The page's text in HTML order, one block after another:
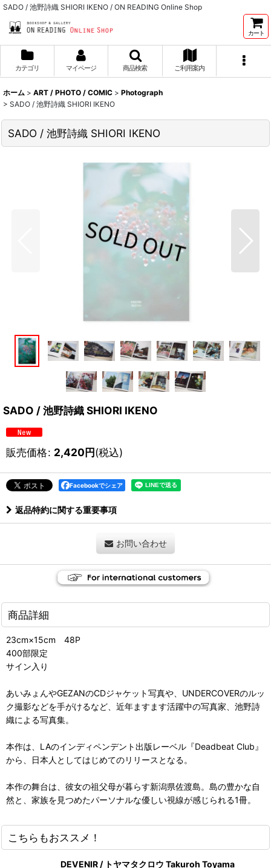
SADO / 池野詩織 SHIORI IKENO / ON READING Online Shop
カート
カテゴリ マイページ 商品検索 ご利用案内
ホーム > ART / PHOTO / COMIC > Photograph
> SADO / 池野詩織 SHIORI IKENO
SADO / 池野詩織 SHIORI IKENO
SADO / 池野詩織 SHIORI IKENO
販売価格: 2,420円(税込)
Facebookでシェア
返品特約に関する重要事項
お問い合わせ
商品詳細
23cm×15cm 48P
400部限定
サイン入り
あいみょんやGEZANのCDジャケット写真や、UNDERCOVERのルッ
ク撮影などを手がけるなど、近年ますます活躍中の写真家、池野詩
織による写真集。
本作は、LAのインディペンデント出版レーベル『Deadbeat Club』
から、日本人としてはじめてのリリースとなる。
本作の舞台は、彼女の祖父母が暮らす新潟県佐渡島。島の豊かな自
然と、家族を見つめたパーソナルな優しい視線が感じられる1冊。
こちらもおススメ！
DEVENIR / トヤマタクロウ Takuroh Toyama